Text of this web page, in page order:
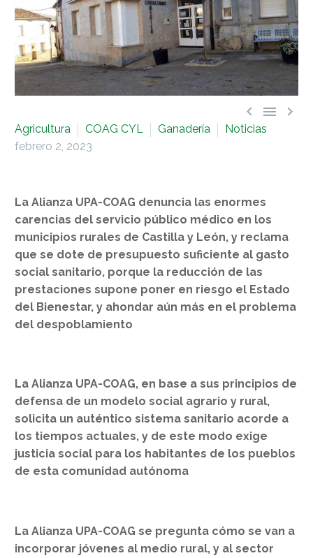
  
Agricultura COAG CYL Ganadería
Noticias
febrero 2, 2023
La Alianza UPA-COAG denuncia las enormes
carencias del servicio público médico en los
municipios rurales de Castilla y León, y reclama
que se dote de presupuesto suficiente al gasto
social sanitario, porque la reducción de las
prestaciones supone poner en riesgo el Estado
del Bienestar, y ahondar aún más en el problema
del despoblamiento
La Alianza UPA-COAG, en base a sus principios de
defensa de un modelo social agrario y rural,
solicita un auténtico sistema sanitario acorde a
los tiempos actuales, y de este modo exige
justicia social para los habitantes de los pueblos
de esta comunidad autónoma
La Alianza UPA-COAG se pregunta cómo se van a
incorporar jóvenes al medio rural, y al sector